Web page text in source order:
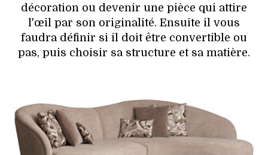
décoration ou devenir une pièce qui attire
l'œil par son originalité. Ensuite il vous
faudra définir si il doit être convertible ou
pas, puis choisir sa structure et sa matière.